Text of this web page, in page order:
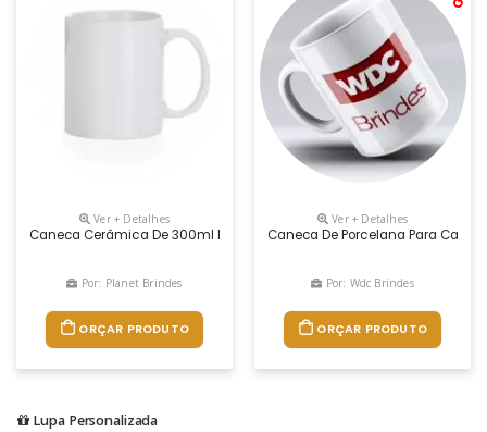
Ver + Detalhes
Caneca Cerâmica De 300ml Personalizada Em Sublimação.
Por: Planet Brindes
ORÇAR PRODUTO
Ver + Detalhes
Caneca De Porcelana Para Café
Por: Wdc Brindes
ORÇAR PRODUTO
Lupa Personalizada